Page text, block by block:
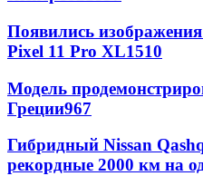
Появились
Pixel 11 Pro XL1510
Модель
Греции967
Гибридный Nissan
рекордные 2000 км на